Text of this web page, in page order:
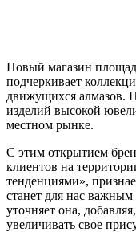
Новый магазин
подчеркивает
движущихся алмазов.
изделий высокой
местном рынке.
С этим открытием
клиентов на
тенденциями»,
станет для нас
уточняет она,
увеличивать свое